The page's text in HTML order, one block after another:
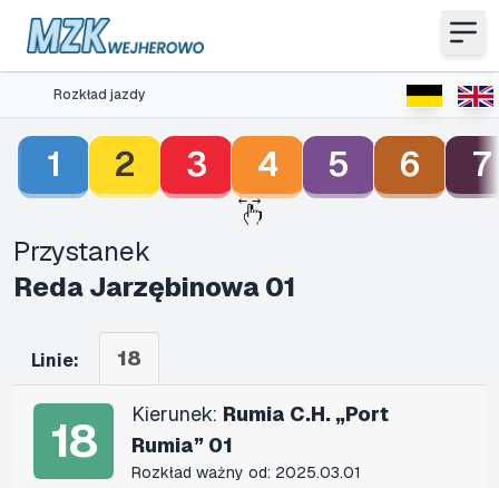
Rozkład jazdy
1 2 3 4 5 6 7
Przystanek
Reda Jarzębinowa 01
Linie: 18
18 Kierunek: Rumia C.H. „Port
Rumia” 01
Rozkład ważny od: 2025.03.01